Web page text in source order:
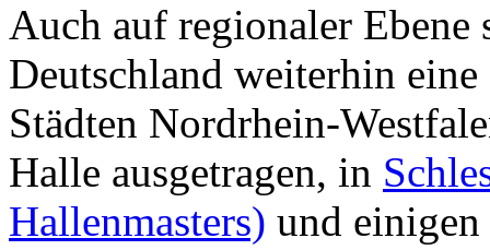
Auch auf regionaler
Deutschland weiterhin
Städten Nordrhein-
Halle ausgetragen, in
Hallenmasters) und einigen